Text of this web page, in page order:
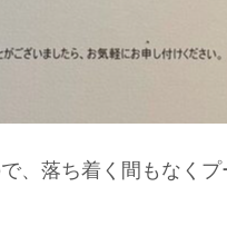
、落ち着く間もなく